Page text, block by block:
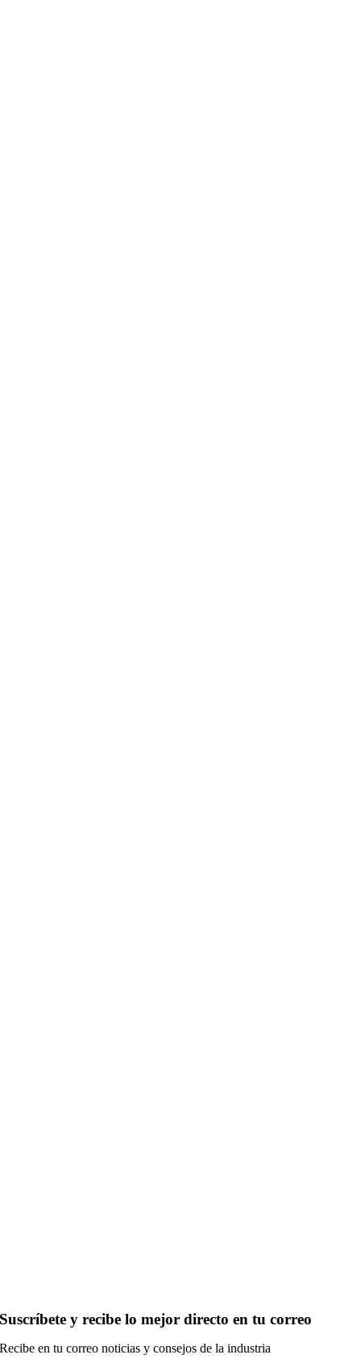
Suscríbete y recibe lo mejor directo en tu correo
Recibe en tu correo noticias y consejos de la industria